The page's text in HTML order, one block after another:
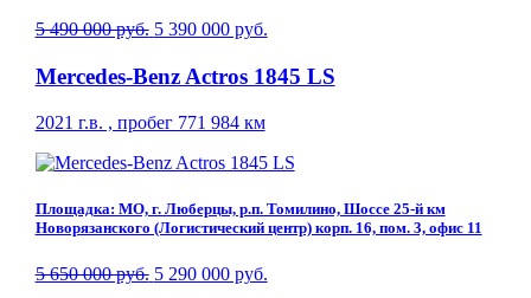
5 490 000 руб. 5 390 000 руб.
Mercedes-Benz Actros 1845 LS
2021 г.в. , пробег 771 984 км
Площадка: МО, г. Люберцы, р.п. Томилино, Шоссе 25-й км
Новорязанского (Логистический центр) корп. 16, пом. 3, офис 11
5 650 000 руб. 5 290 000 руб.